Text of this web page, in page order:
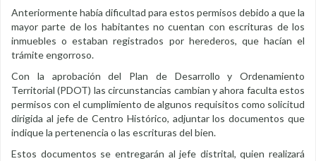
Anteriormente había dificultad para estos permisos debido a que la
mayor parte de los habitantes no cuentan con escrituras de los
inmuebles o estaban registrados por herederos, que hacían el
trámite engorroso.
Con la aprobación del Plan de Desarrollo y Ordenamiento
Territorial (PDOT) las circunstancias cambian y ahora faculta estos
permisos con el cumplimiento de algunos requisitos como solicitud
dirigida al jefe de Centro Histórico, adjuntar los documentos que
indique la pertenencia o las escrituras del bien.
Estos documentos se entregarán al jefe distrital, quien realizará